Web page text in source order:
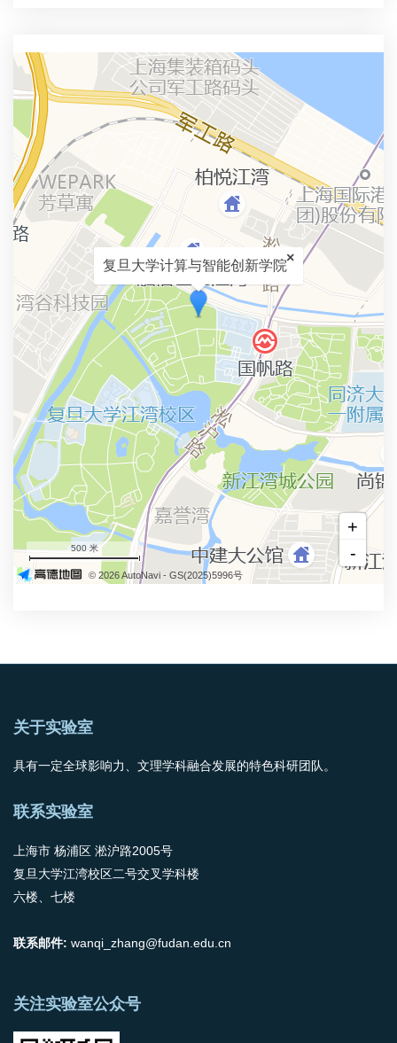
复旦大学计算与智能创新学院
×
+
-
500 米
© 2026 AutoNavi - GS(2025)5996号
关于实验室
具有一定全球影响力、文理学科融合发展的特色科研团队。
联系实验室
上海市 杨浦区 淞沪路2005号
复旦大学江湾校区二号交叉学科楼
六楼、七楼
联系邮件: wanqi_zhang@fudan.edu.cn
关注实验室公众号